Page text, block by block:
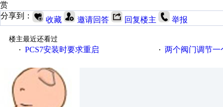
赏
分享到：
收藏 邀请回答 回复楼主 举报
楼主最近还看过
· PCS7安装时要求重启 · 两个阀门调节